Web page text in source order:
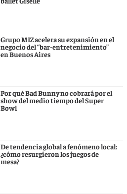
Grupo MIZ acelera su expansión en el
negocio del “bar-entretenimiento”
en Buenos Aires
Por qué Bad Bunny no cobrará por el
show del medio tiempo del Super
Bowl
De tendencia global a fenómeno local:
¿cómo resurgieron los juegos de
mesa?